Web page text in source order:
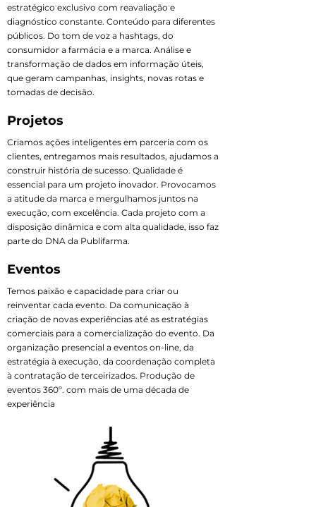
estratégico exclusivo com reavaliação e
diagnóstico constante. Conteúdo para diferentes
públicos. Do tom de voz a hashtags, do
consumidor a farmácia e a marca. Análise e
transformação de dados em informação úteis,
que geram campanhas, insights, novas rotas e
tomadas de decisão.
Projetos
Criamos ações inteligentes em parceria com os
clientes, entregamos mais resultados, ajudamos a
construir história de sucesso. Qualidade é
essencial para um projeto inovador. Provocamos
a atitude da marca e mergulhamos juntos na
execução, com excelência. Cada projeto com a
disposição dinâmica e com alta qualidade, isso faz
parte do DNA da Publifarma.
Eventos
Temos paixão e capacidade para criar ou
reinventar cada evento. Da comunicação à
criação de novas experiências até as estratégias
comerciais para a comercialização do evento. Da
organização presencial a eventos on-line, da
estratégia à execução, da coordenação completa
à contratação de terceirizados. Produção de
eventos 360º. com mais de uma década de
experiência